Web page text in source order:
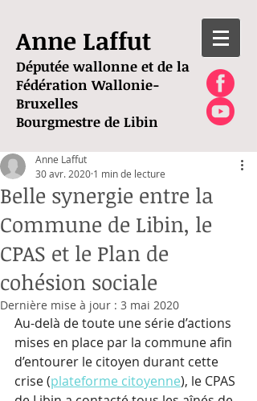
Anne Laffut
Députée wallonne et de la
Fédération Wallonie-
Bruxelles
Bourgmestre de Libin
Belle synergie entre la
Commune de Libin, le
CPAS et le Plan de
cohésion sociale
Anne Laffut
30 avr. 2020 1 min de lecture
Dernière mise à jour : 3 mai 2020
Au-delà de toute une série d’actions
mises en place par la commune afin
d’entourer le citoyen durant cette
crise (plateforme citoyenne), le CPAS